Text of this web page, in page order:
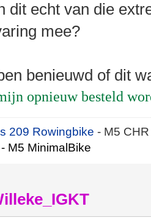
dit echt van die
mee?
benieuwd of dit
opnieuw besteld
209 Rowingbike- M5
M5 MinimalBike